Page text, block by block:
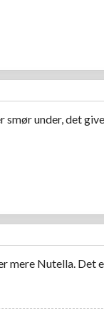
under, det
mere Nutella. Det